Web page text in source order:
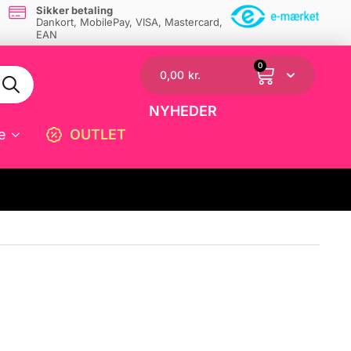
Sikker betaling
Dankort, MobilePay, VISA, Mastercard,
EAN
OUTLET
0,00 kr.
0
NYHEDER